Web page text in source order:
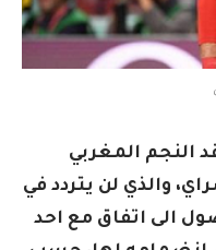
النجم المغربي
والذي لن يتردد في
الى اتفاق مع احد